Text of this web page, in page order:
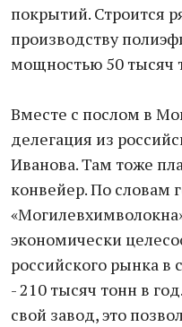
покрытий. Строится
производству
мощностью 50 тысяч
Вместе с послом в
делегация из
Иванова. Там тоже
конвейер. По словам
экономически
российского рынка в
- 210 тысяч тонн в
свой завод, это